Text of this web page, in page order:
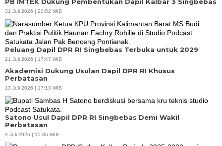
31 Juli 2026 | 20:52 WIB
Peluang Dapil DPR RI Singbebas Terbuka untuk 2029
21 Juli 2026 | 17:47 WIB
Akademisi Dukung Usulan Dapil DPR RI Khusus
Perbatasan
13 Juli 2026 | 17:13 WIB
Satono Usul Dapil DPR RI Singbebas Demi Wakil
Perbatasan
9 Juli 2026 | 15:36 WIB